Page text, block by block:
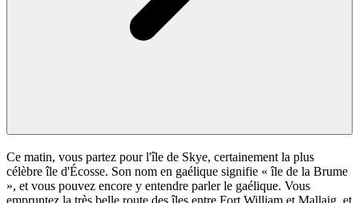
Ce matin, vous partez pour l'île de Skye, certainement la plus
célèbre île d'Écosse. Son nom en gaélique signifie « île de la Brume
», et vous pouvez encore y entendre parler le gaélique. Vous
empruntez la très belle route des îles entre Fort William et Mallaig, et